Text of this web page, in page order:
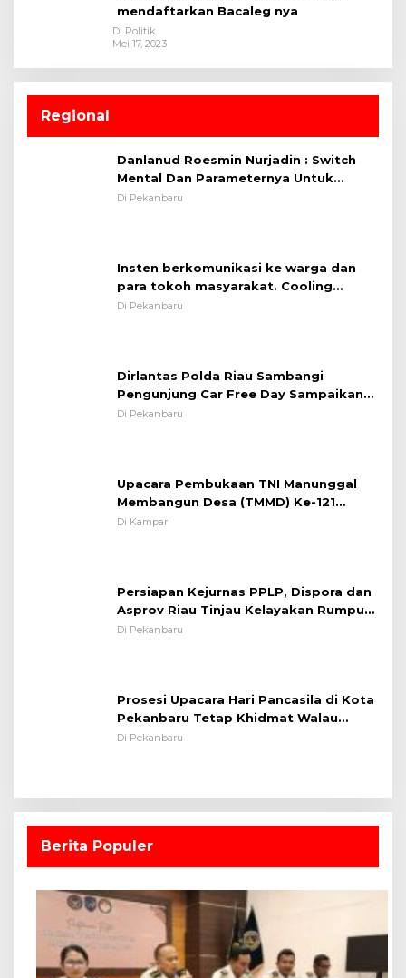
mendaftarkan Bacaleg nya
Di Politik
Mei 17, 2023
Regional
Danlanud Roesmin Nurjadin : Switch
Mental Dan Parameternya Untuk
Melaksanakan ✈
Di Pekanbaru
Insten berkomunikasi ke warga dan
para tokoh masyarakat. Cooling
System OMP LK ²024 Polsek Rumbai,
Di Pekanbaru
Dirlantas Polda Riau Sambangi
Pengunjung Car Free Day Sampaikan
Pesan Edukasi Kamtibmas &
Di Pekanbaru
Upacara Pembukaan TNI Manunggal
Membangun Desa (TMMD) Ke-121
Kodim 0313/KPR Tahun 2024) ?
Di Kampar
Persiapan Kejurnas PPLP, Dispora dan
Asprov Riau Tinjau Kelayakan Rumput
Lapangan Sepakbola
Di Pekanbaru
Prosesi Upacara Hari Pancasila di Kota
Pekanbaru Tetap Khidmat Walau
Dalam Ruangan
Di Pekanbaru
Berita Populer